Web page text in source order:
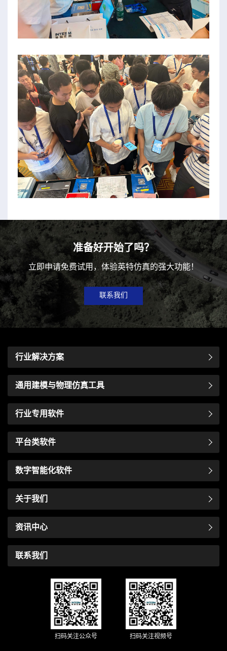
准备好开始了吗？
立即申请免费试用，体验英特仿真的强大功能！
联系我们
行业解决方案
通用建模与物理仿真工具
平台类软件
行业专用软件
数字智能化软件
关于我们
资讯中心
联系我们
扫码关注公众号 扫码关注视频号